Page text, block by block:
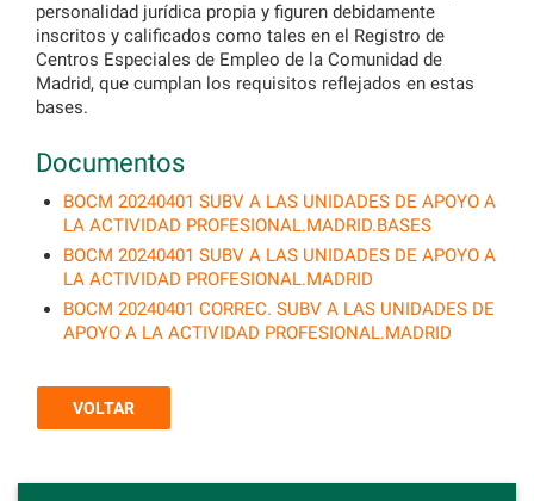
personalidad jurídica propia y figuren debidamente
inscritos y calificados como tales en el Registro de
Centros Especiales de Empleo de la Comunidad de
Madrid, que cumplan los requisitos reflejados en estas
bases.
Documentos
BOCM 20240401 SUBV A LAS UNIDADES DE APOYO A
LA ACTIVIDAD PROFESIONAL.MADRID.BASES
BOCM 20240401 SUBV A LAS UNIDADES DE APOYO A
LA ACTIVIDAD PROFESIONAL.MADRID
BOCM 20240401 CORREC. SUBV A LAS UNIDADES DE
APOYO A LA ACTIVIDAD PROFESIONAL.MADRID
VOLTAR